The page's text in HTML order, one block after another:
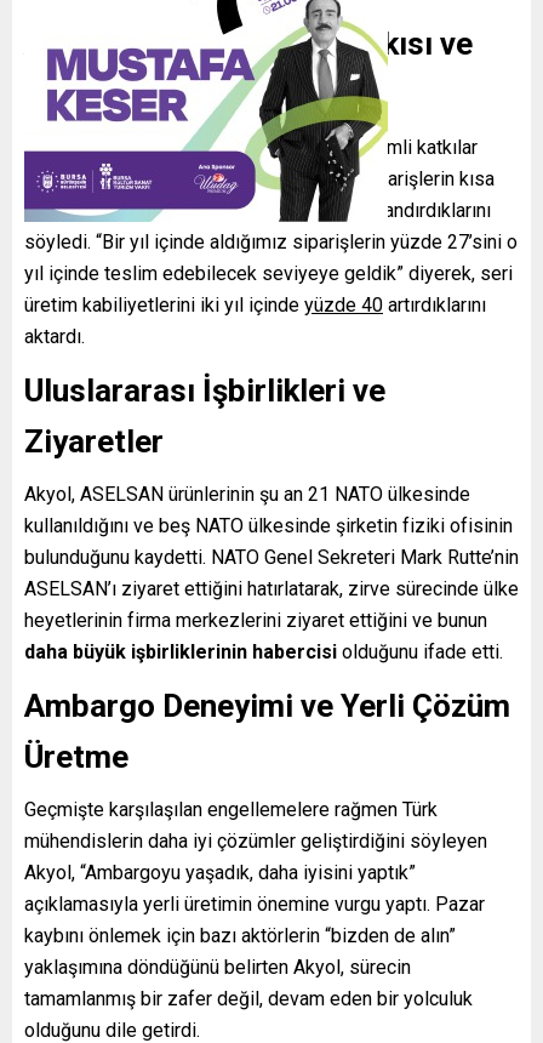
ASELSAN’ın NATO’ya Katkısı ve
Kapasite Artışı
Şirketin 51 yıllık yolculuğunda NATO’ya önemli katkılar
sunduğunu anlatan Akyol, son dönemde siparişlerin kısa
sürede teslim edilebilmesi için üretimi hızlandırdıklarını
söyledi. “Bir yıl içinde aldığımız siparişlerin yüzde 27’sini o
yıl içinde teslim edebilecek seviyeye geldik” diyerek, seri
üretim kabiliyetlerini iki yıl içinde yüzde 40 artırdıklarını
aktardı.
Uluslararası İşbirlikleri ve
Ziyaretler
Akyol, ASELSAN ürünlerinin şu an 21 NATO ülkesinde
kullanıldığını ve beş NATO ülkesinde şirketin fiziki ofisinin
bulunduğunu kaydetti. NATO Genel Sekreteri Mark Rutte’nin
ASELSAN’ı ziyaret ettiğini hatırlatarak, zirve sürecinde ülke
heyetlerinin firma merkezlerini ziyaret ettiğini ve bunun
daha büyük işbirliklerinin habercisi olduğunu ifade etti.
Ambargo Deneyimi ve Yerli Çözüm
Üretme
Geçmişte karşılaşılan engellemelere rağmen Türk
mühendislerin daha iyi çözümler geliştirdiğini söyleyen
Akyol, “Ambargoyu yaşadık, daha iyisini yaptık”
açıklamasıyla yerli üretimin önemine vurgu yaptı. Pazar
kaybını önlemek için bazı aktörlerin “bizden de alın”
yaklaşımına döndüğünü belirten Akyol, sürecin
tamamlanmış bir zafer değil, devam eden bir yolculuk
olduğunu dile getirdi.